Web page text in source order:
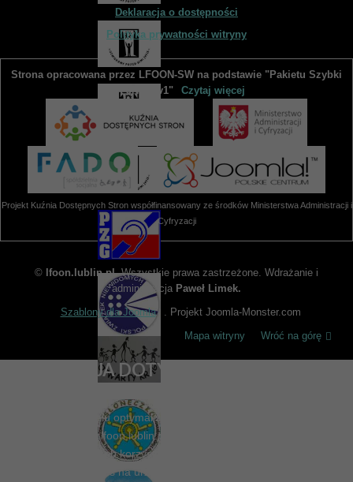
Deklaracja o dostępności
Polityka prywatności witryny
Strona opracowana przez LFOON-SW na podstawie "Pakietu Szybki
Start JNGO v1"
Czytaj więcej
Projekt Kuźnia Dostępnych Stron współfinansowany ze środków Ministerstwa Administracji i
Cyfryzacji
© lfoon.lublin.pl. Wszystkie prawa zastrzeżone. Wdrażanie i
administracja Paweł Limek.
Szablony dla Joomla
. Projekt Joomla-Monster.com
Mapa witryny
Wróć na górę
INFORMACJA DOTYCZĄCA PLIKÓW
Informujemy, iż w celu optymalizacji treści dostępnych na naszej
stronie internetowej lfoon.lublin.pl, dostosowania ich do Państwa
indywidualnych potrzeb korzystamy z informacji zapisanych za
pomocą plików cookies na urządzeniach końcowych użytkowników.